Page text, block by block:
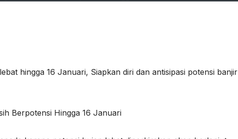
hingga 16 Januari, Siapkan diri dan antisipasi potensi banjir